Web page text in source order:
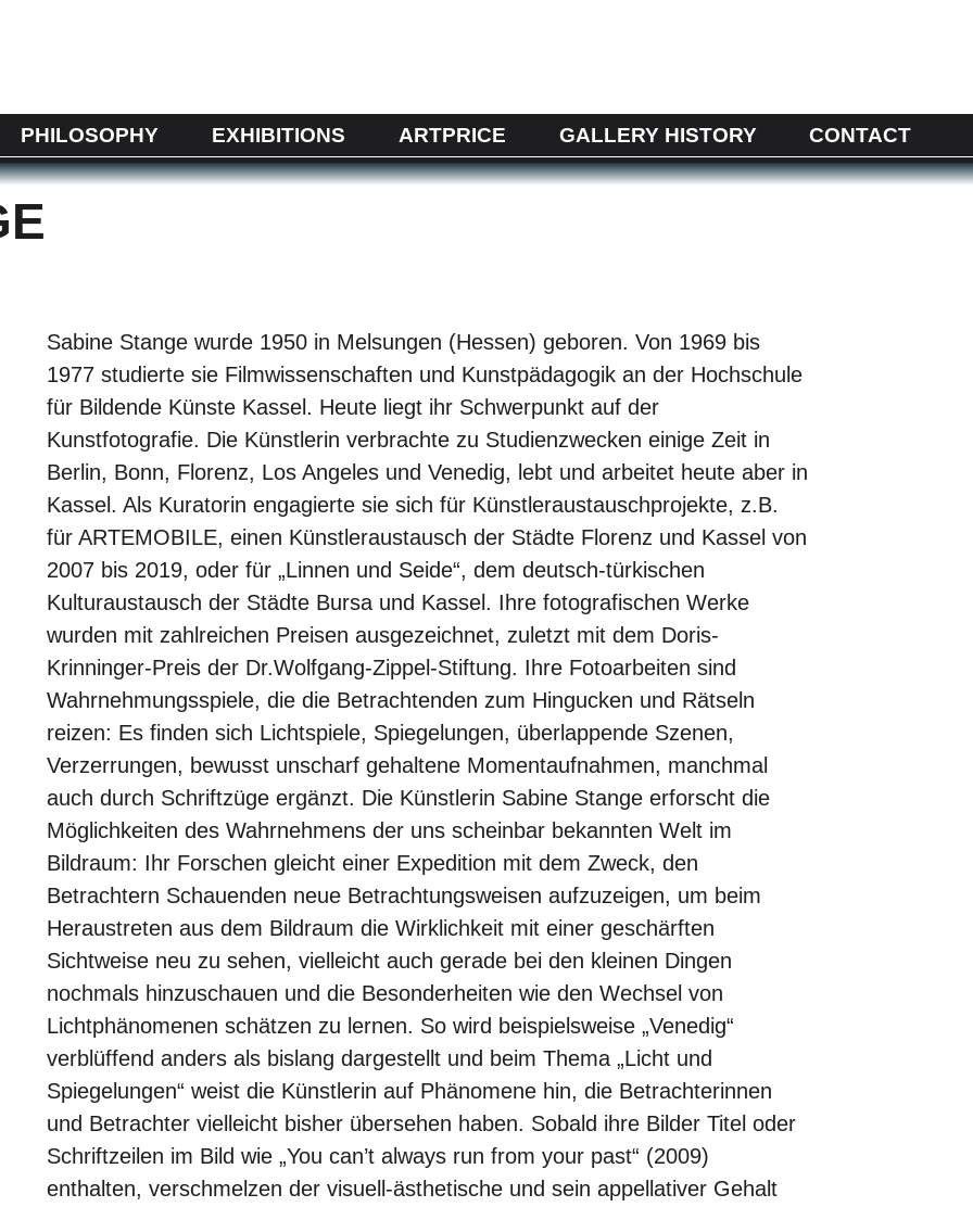
PHILOSOPHY EXHIBITIONS ARTPRICE GALLERY HISTORY CONTACT
Sabine Stange wurde 1950 in Melsungen (Hessen) geboren. Von 1969 bis
1977 studierte sie Filmwissenschaften und Kunstpädagogik an der Hochschule
für Bildende Künste Kassel. Heute liegt ihr Schwerpunkt auf der
Kunstfotografie. Die Künstlerin verbrachte zu Studienzwecken einige Zeit in
Berlin, Bonn, Florenz, Los Angeles und Venedig, lebt und arbeitet heute aber in
Kassel. Als Kuratorin engagierte sie sich für Künstleraustauschprojekte, z.B.
für ARTEMOBILE, einen Künstleraustausch der Städte Florenz und Kassel von
2007 bis 2019, oder für „Linnen und Seide“, dem deutsch-türkischen
Kulturaustausch der Städte Bursa und Kassel. Ihre fotografischen Werke
wurden mit zahlreichen Preisen ausgezeichnet, zuletzt mit dem Doris-
Krinninger-Preis der Dr.Wolfgang-Zippel-Stiftung. Ihre Fotoarbeiten sind
Wahrnehmungsspiele, die die Betrachtenden zum Hingucken und Rätseln
reizen: Es finden sich Lichtspiele, Spiegelungen, überlappende Szenen,
Verzerrungen, bewusst unscharf gehaltene Momentaufnahmen, manchmal
auch durch Schriftzüge ergänzt. Die Künstlerin Sabine Stange erforscht die
Möglichkeiten des Wahrnehmens der uns scheinbar bekannten Welt im
Bildraum: Ihr Forschen gleicht einer Expedition mit dem Zweck, den
Betrachtern Schauenden neue Betrachtungsweisen aufzuzeigen, um beim
Heraustreten aus dem Bildraum die Wirklichkeit mit einer geschärften
Sichtweise neu zu sehen, vielleicht auch gerade bei den kleinen Dingen
nochmals hinzuschauen und die Besonderheiten wie den Wechsel von
Lichtphänomenen schätzen zu lernen. So wird beispielsweise „Venedig“
verblüffend anders als bislang dargestellt und beim Thema „Licht und
Spiegelungen“ weist die Künstlerin auf Phänomene hin, die Betrachterinnen
und Betrachter vielleicht bisher übersehen haben. Sobald ihre Bilder Titel oder
Schriftzeilen im Bild wie „You can’t always run from your past“ (2009)
enthalten, verschmelzen der visuell-ästhetische und sein appellativer Gehalt